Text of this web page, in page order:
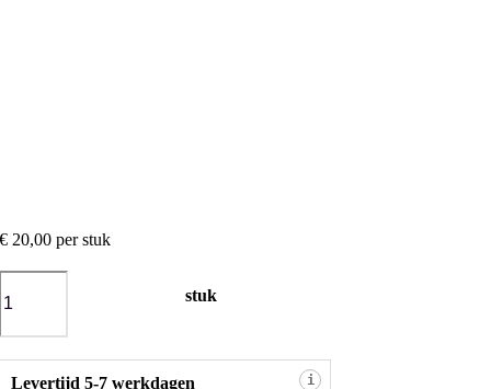
€ 20,00 per stuk
stuk
Levertijd 5-7 werkdagen i